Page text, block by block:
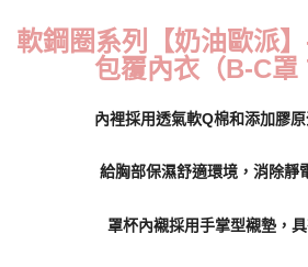
宅配
每筆NT$70，滿NT$799(含以上)免運費
軟鋼圈系列【奶油歐派
包覆內衣（B-C罩
內裡採用透氣軟Q棉和添加膠
給胸部保濕舒適環境，消除靜
罩杯內襯採用手掌型襯墊，